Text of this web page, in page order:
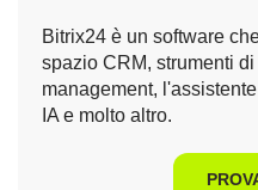
Bitrix24 è un software
spazio CRM, strumenti
management,
IA e molto altro.